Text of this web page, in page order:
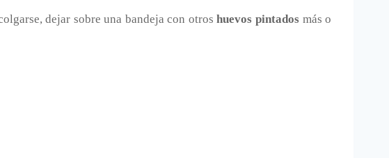
dejar sobre una bandeja con otroshuevos pintados más o